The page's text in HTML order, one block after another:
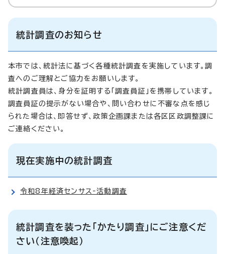
統計調査のお知らせ
本市では、統計法に基づく各種統計調査を実施しています。調
査へのご理解とご協力をお願いします。
統計調査員は、身分を証明する「調査員証」を携帯しています。
調査員証の提示がない場合や、問い合わせに不審な点を感じ
られた場合は、即答せず、政策企画課または各区区政調整課に
ご連絡ください。
現在実施中の統計調査
令和8年経済センサス‐活動調査
統計調査を装った「かたり調査」にご注意くだ
さい（注意喚起）